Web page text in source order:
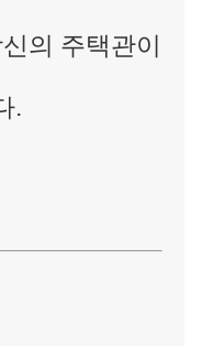
의 주택관이
.